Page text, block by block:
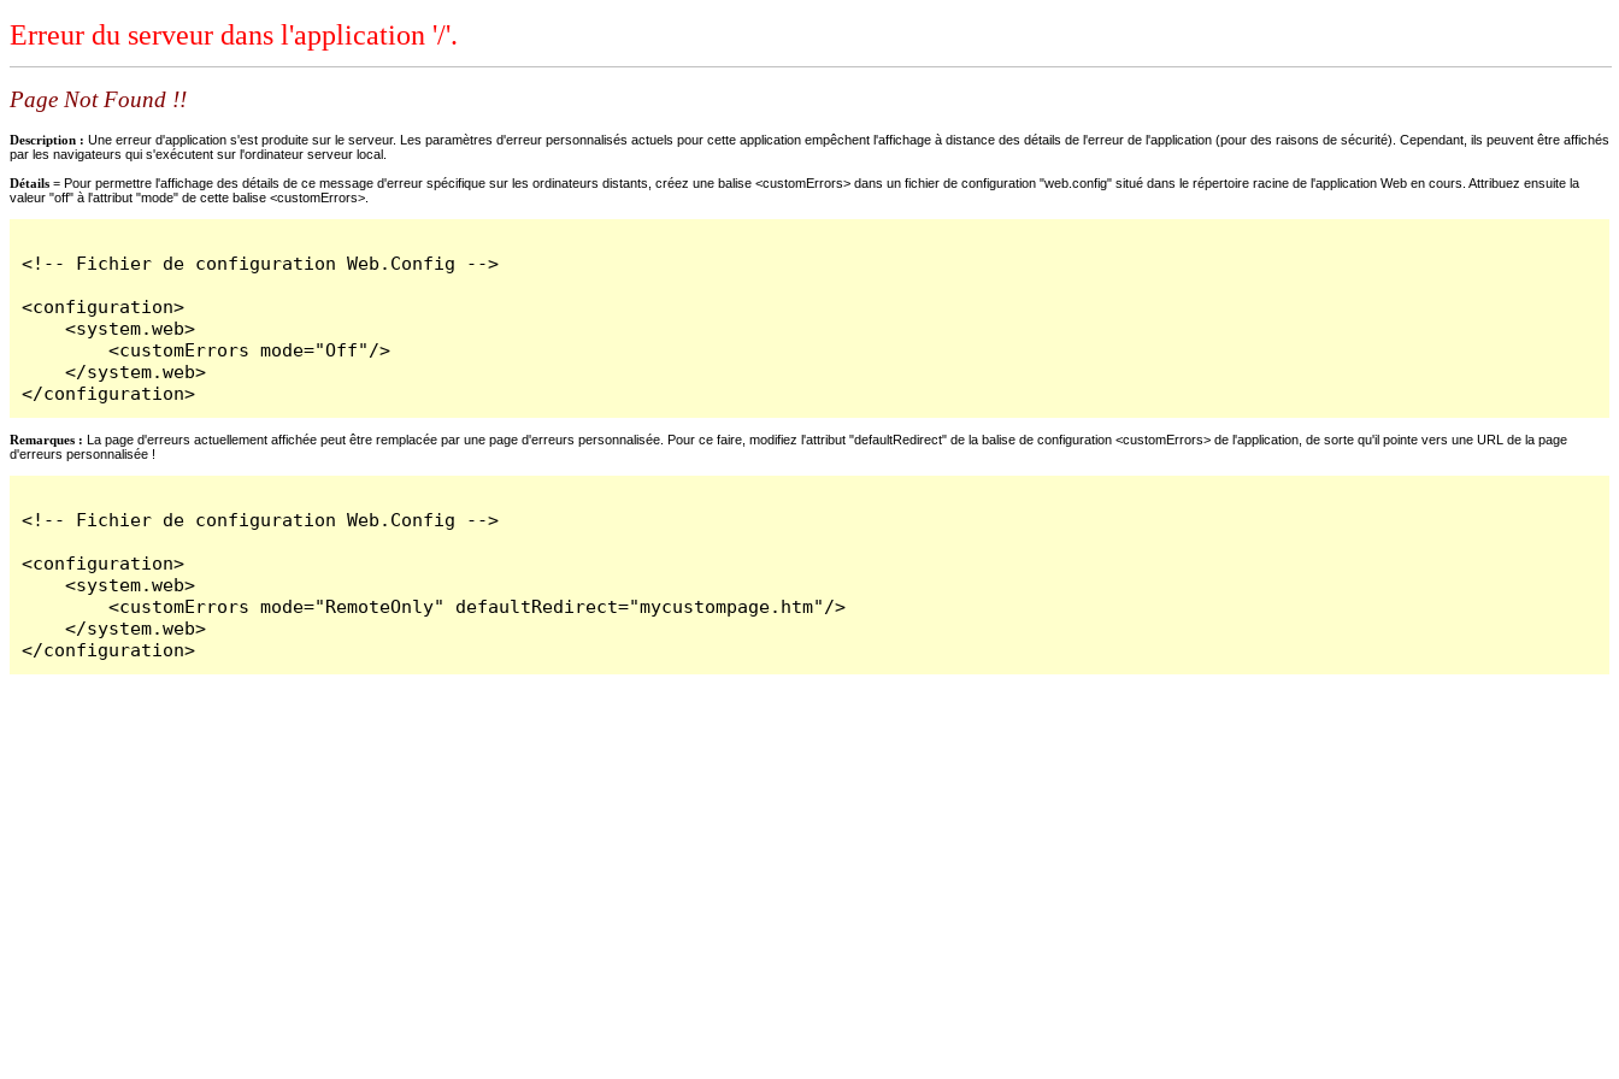
Erreur du serveur dans l'application '/'.
Page Not Found !!
Description : Une erreur d'application s'est produite sur le serveur. Les paramètres d'erreur personnalisés actuels pour cette application empêchent l'affichage à distance des détails de l'erreur de l'application (pour des raisons de sécurité). Cependant, ils peuvent être affichés
par les navigateurs qui s'exécutent sur l'ordinateur serveur local.
Détails = Pour permettre l'affichage des détails de ce message d'erreur spécifique sur les ordinateurs distants, créez une balise <customErrors> dans un fichier de configuration "web.config" situé dans le répertoire racine de l'application Web en cours. Attribuez ensuite la
valeur "off" à l'attribut "mode" de cette balise <customErrors>.
<!-- Fichier de configuration Web.Config -->
<configuration>
    <system.web>
        <customErrors mode="Off"/>
    </system.web>
</configuration>
Remarques : La page d'erreurs actuellement affichée peut être remplacée par une page d'erreurs personnalisée. Pour ce faire, modifiez l'attribut "defaultRedirect" de la balise de configuration <customErrors> de l'application, de sorte qu'il pointe vers une URL de la page
d'erreurs personnalisée !
<!-- Fichier de configuration Web.Config -->
<configuration>
    <system.web>
        <customErrors mode="RemoteOnly" defaultRedirect="mycustompage.htm"/>
    </system.web>
</configuration>